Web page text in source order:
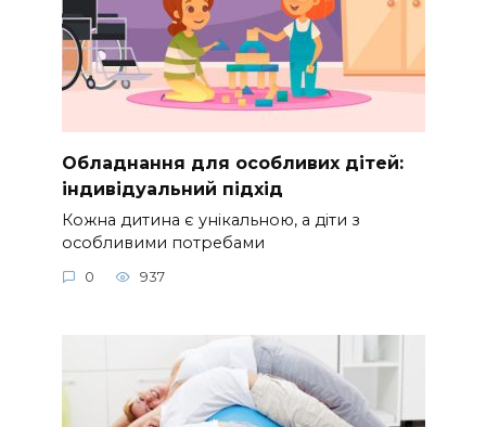
Обладнання для особливих дітей:
індивідуальний підхід
Кожна дитина є унікальною, а діти з
особливими потребами
0 937